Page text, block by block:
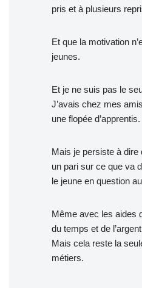
pris et à plusieurs
Et que la motivation
jeunes.
Et je ne suis pas le
J’avais chez mes
une flopée d’apprentis.
Mais je persiste à dire
un pari sur ce que va
le jeune en question
Même avec les aides
du temps et de
Mais cela reste la
métiers.